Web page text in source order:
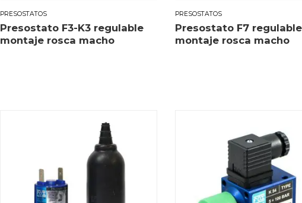
PRESOSTATOS
Presostato F3-K3 regulable
montaje rosca macho
PRESOSTATOS
Presostato F7 regulable
montaje rosca macho